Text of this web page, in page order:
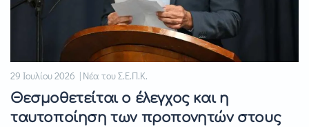
29 Ιουλίου 2026 | Νέα του Σ.Ε.Π.Κ.
Θεσμοθετείται ο έλεγχος και η
ταυτοποίηση των προπονητών στους